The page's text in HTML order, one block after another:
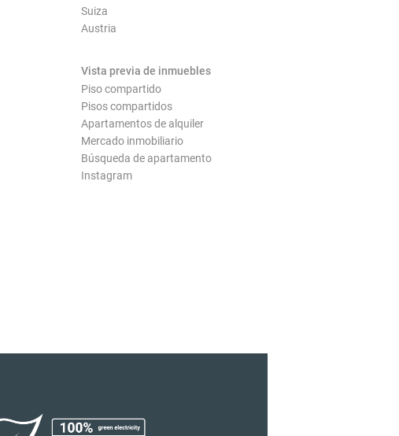
Suiza
Austria
Vista previa de inmuebles
Piso compartido
Pisos compartidos
Apartamentos de alquiler
Mercado inmobiliario
Búsqueda de apartamento
Instagram